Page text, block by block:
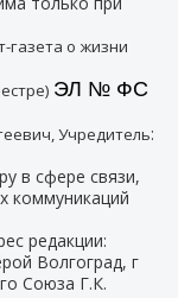
газета о жизни
ЭЛ № ФС
Учредитель:
в сфере связи,
коммуникаций
редакции:
Волгоград, г
Союза Г.К.